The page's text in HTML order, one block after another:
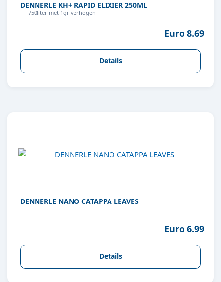
DENNERLE KH+ RAPID ELIXIER 250ML
750liter met 1gr verhogen
Euro 8.69
Details
DENNERLE NANO CATAPPA LEAVES
Euro 6.99
Details